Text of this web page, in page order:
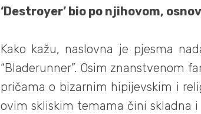
‘Destroyer’ bio po njihovom,
Kako kažu, naslovna je pjesma
“Bladerunner”. Osim znanstvenom
pričama o bizarnim hipijevskim i
ovim skliskim temama čini skladna